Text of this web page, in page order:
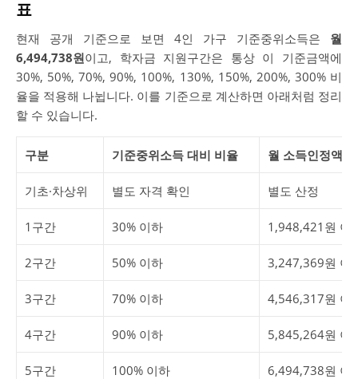
표
현재 공개 기준으로 보면 4인 가구 기준중위소득은 월
6,494,738원이고, 학자금 지원구간은 통상 이 기준금액에
30%, 50%, 70%, 90%, 100%, 130%, 150%, 200%, 300% 비
율을 적용해 나뉩니다. 이를 기준으로 계산하면 아래처럼 정리
할 수 있습니다.
구분 기준중위소득 대비 비율 월 소득인정액
기초·차상위 별도 자격 확인 별도 산정
1구간 30% 이하 1,948,421원 이
2구간 50% 이하 3,247,369원 이
3구간 70% 이하 4,546,317원 이
4구간 90% 이하 5,845,264원 이
5구간 100% 이하 6,494,738원 이